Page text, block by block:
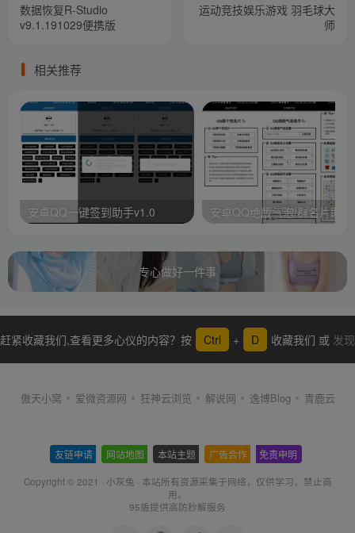
数据恢复R-Studio
v9.1.191029便携版
运动竞技娱乐游戏 羽毛球大
师
相关推荐
安卓QQ一键签到助手v1.0 安卓QQ绝版气泡/群名片助手
专心做好一件事
赶紧收藏我们,查看更多心仪的内容？按 Ctrl + D 收藏我们 或 发现
傲天小窝 爱微资源网 狂神云浏览 解说网 逸博Blog 青鹿云
友链申请 网站地图 本站主题 广告合作 免责申明
Copyright © 2021 · 小灰兔 · 本站所有资源采集于网络，仅供学习，禁止商
用。
95盾提供高防秒解服务